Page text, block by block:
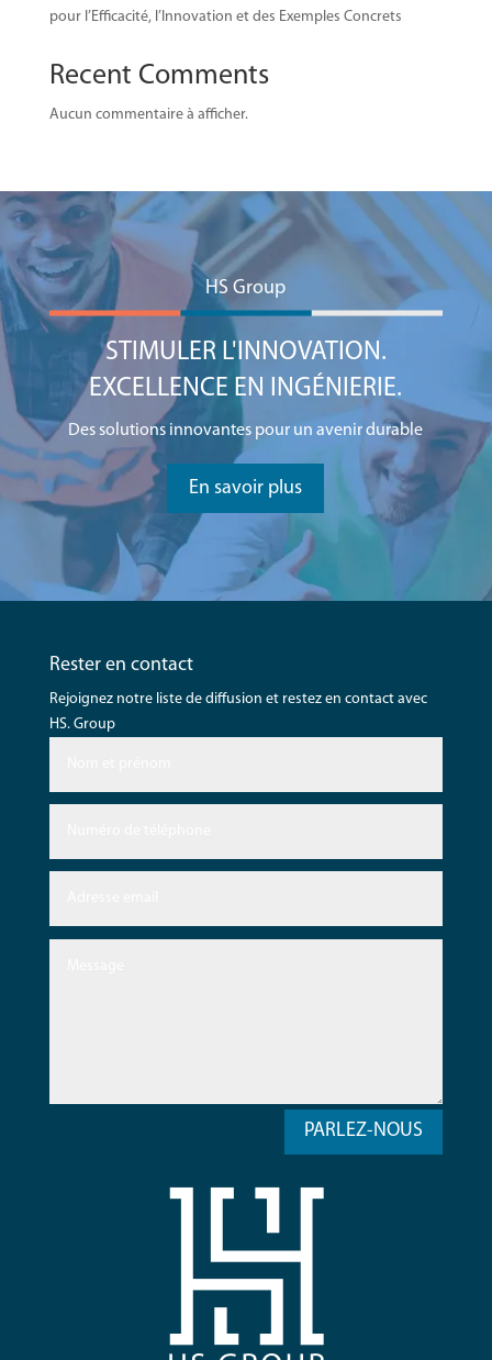
pour l’Efficacité, l’Innovation et des Exemples Concrets
Recent Comments
Aucun commentaire à afficher.
STIMULER L'INNOVATION.
EXCELLENCE EN INGÉNIERIE.
HS Group
Des solutions innovantes pour un avenir durable
En savoir plus
Rester en contact
Rejoignez notre liste de diffusion et restez en contact avec
HS. Group
PARLEZ-NOUS